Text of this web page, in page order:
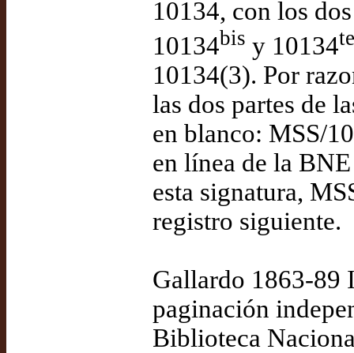
10134, con los
10134bis y 10134
10134(3). Por
las dos partes de
en blanco: MSS/
en línea de la
esta signatura,
registro siguiente.
Gallardo 1863-89
paginación
Biblioteca